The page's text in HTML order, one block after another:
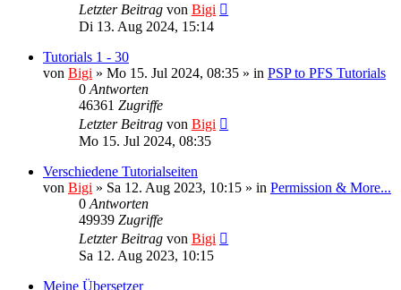
Letzter Beitrag von Bigi
Di 13. Aug 2024, 15:14
Tutorials 1 - 30
von Bigi » Mo 15. Jul 2024, 08:35 » in PSP to PFS Tutorials
0 Antworten
46361 Zugriffe
Letzter Beitrag von Bigi
Mo 15. Jul 2024, 08:35
Verschiedene Tutorialseiten
von Bigi » Sa 12. Aug 2023, 10:15 » in Permission & More...
0 Antworten
49939 Zugriffe
Letzter Beitrag von Bigi
Sa 12. Aug 2023, 10:15
Meine Übersetzer